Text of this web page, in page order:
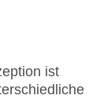
ist